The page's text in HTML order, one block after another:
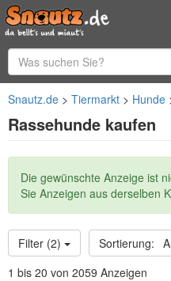
Snautz.de Tiermarkt Hunde
Rassehunde kaufen
Statusmeldung
Die gewünschte Anzeige ist
Sie Anzeigen aus derselben
Filter (2)
1 bis 20 von 2059 Anzeigen